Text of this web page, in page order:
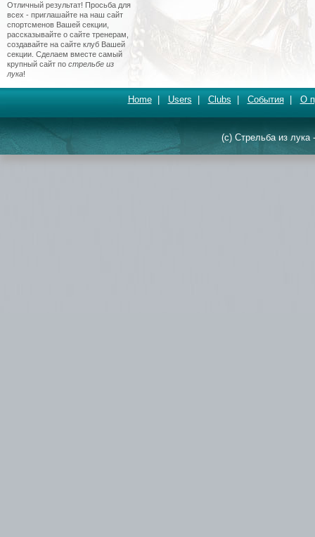
Отличный результат! Просьба для
всех - приглашайте на наш сайт
спортсменов Вашей секции,
рассказывайте о сайте тренерам,
создавайте на сайте клуб Вашей
секции. Сделаем вместе самый
крупный сайт по стрельбе из
лука!
Home| Users Clubs События| О
(c) Стрельба из лука